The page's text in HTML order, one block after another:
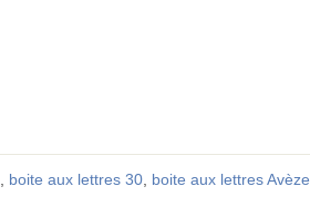
, boite aux lettres 30, boite aux lettres Avèze